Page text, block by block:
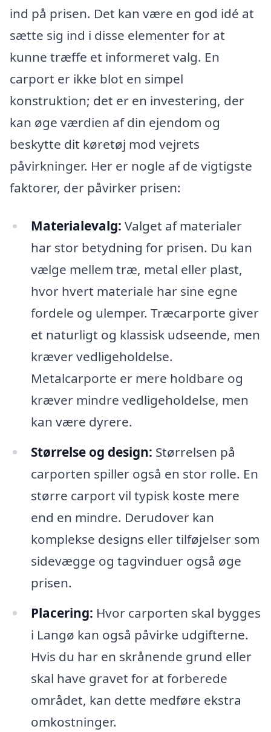
ind på prisen. Det kan være en god idé at
sætte sig ind i disse elementer for at
kunne træffe et informeret valg. En
carport er ikke blot en simpel
konstruktion; det er en investering, der
kan øge værdien af din ejendom og
beskytte dit køretøj mod vejrets
påvirkninger. Her er nogle af de vigtigste
faktorer, der påvirker prisen:
Materialevalg: Valget af materialer
har stor betydning for prisen. Du kan
vælge mellem træ, metal eller plast,
hvor hvert materiale har sine egne
fordele og ulemper. Træcarporte giver
et naturligt og klassisk udseende, men
kræver vedligeholdelse.
Metalcarporte er mere holdbare og
kræver mindre vedligeholdelse, men
kan være dyrere.
Størrelse og design: Størrelsen på
carporten spiller også en stor rolle. En
større carport vil typisk koste mere
end en mindre. Derudover kan
komplekse designs eller tilføjelser som
sidevægge og tagvinduer også øge
prisen.
Placering: Hvor carporten skal bygges
i Langø kan også påvirke udgifterne.
Hvis du har en skrånende grund eller
skal have gravet for at forberede
området, kan dette medføre ekstra
omkostninger.